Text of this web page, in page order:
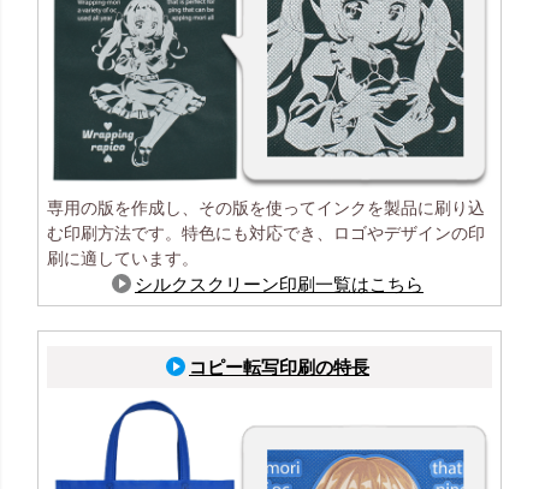
専用の版を作成し、その版を使ってインクを製品に刷り込
む印刷方法です。特色にも対応でき、ロゴやデザインの印
刷に適しています。
シルクスクリーン印刷一覧はこちら
コピー転写印刷の特長